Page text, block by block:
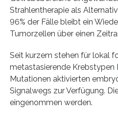
Strahlentherapie als
96% der Fälle bleibt ein
Tumorzellen über einen
Seit kurzem stehen für lokal
metastasierende Krebstypen
Mutationen aktivierten
Signalwegs zur Verfügung.
eingenommen werden.